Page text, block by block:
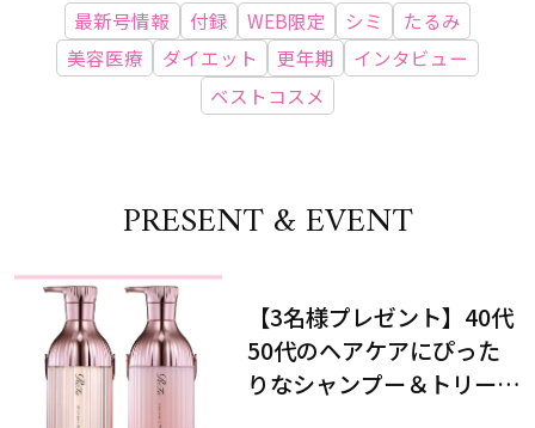
最新号情報 付録 WEB限定 シミ
たるみ
美容医療
ダイエット 更年期
インタビュー
ベストコスメ
PRESENT & EVENT
【3名様プレゼント】40代
50代のヘアケアにぴった
りなシャンプー＆トリート